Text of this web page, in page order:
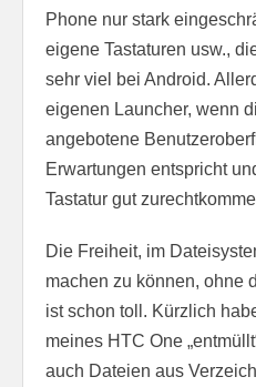
Phone nur stark
eigene Tastaturen usw.,
sehr viel bei Android.
eigenen Launcher, wenn
angebotene
Erwartungen entspricht
Tastatur gut
Die Freiheit, im
machen zu können, ohne
ist schon toll. Kürzlich
meines HTC One
auch Dateien aus